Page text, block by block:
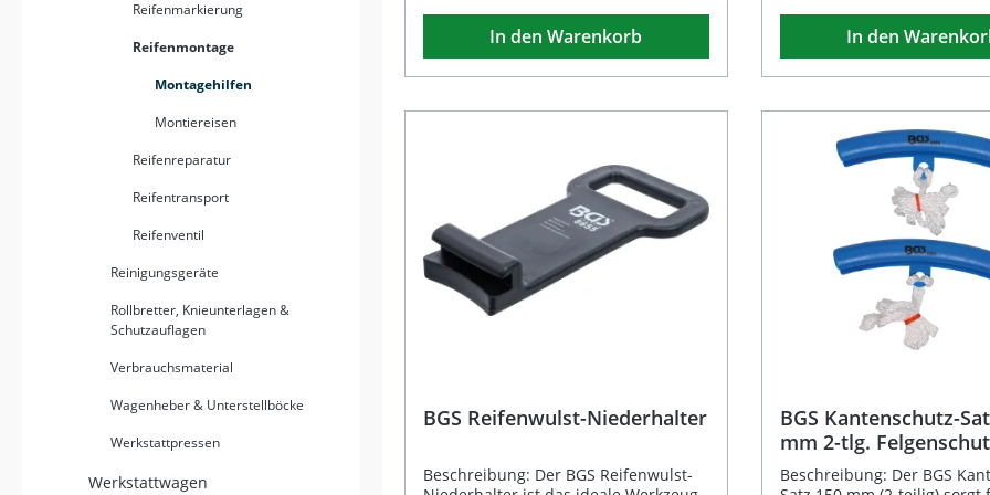
Reifenmarkierung
Reifenmontage
Montagehilfen
Montiereisen
Reifenreparatur
Reifentransport
Reifenventil
Reinigungsgeräte
Rollbretter, Knieunterlagen &
Schutzauflagen
Verbrauchsmaterial
Wagenheber & Unterstellböcke
Werkstattpressen
Werkstattwagen
eine besonders schonende aber
dennoch effektive
Montageschmierung entscheidend
ist. Dank der optimalen Konsistenz
Aufziehen und verhindert das
und Material bei jeder Anwendung.
Ermöglicht eine schnelle und
schonende Reifenmontage
Spezialformulierung für Run-Flat-
Reifen Blaue, leicht erkennbare Paste
mit optimaler Schmierwirkung Hohe
Ergiebigkeit und einfache Anwendung
Schützt Felge und Reifen während der
In den Warenkorb
ihrer speziellen Konsistenz
sie ein gleichmäßiges
verhindert Beschädigungen
und Felgen. Ideal für
Erleichtert die Montage und
Demontage von Reifen Schonende
Wirkung für Reifen und
Einsetzbar für die meisten
Reifentypen (ausgenommen
Praktischer 5-kg-Eimer für
Werkstattgebrauch Professionelle
Qualität und einfache
Lieferumfang: 1 x
Reifenmontagepaste
In den
BGS Reifenwulst-Niederhalter
Beschreibung: Der BGS Reifenwulst-
BGS Kantenschutz-
mm 2-tlg.
Beschreibung: Der BGS